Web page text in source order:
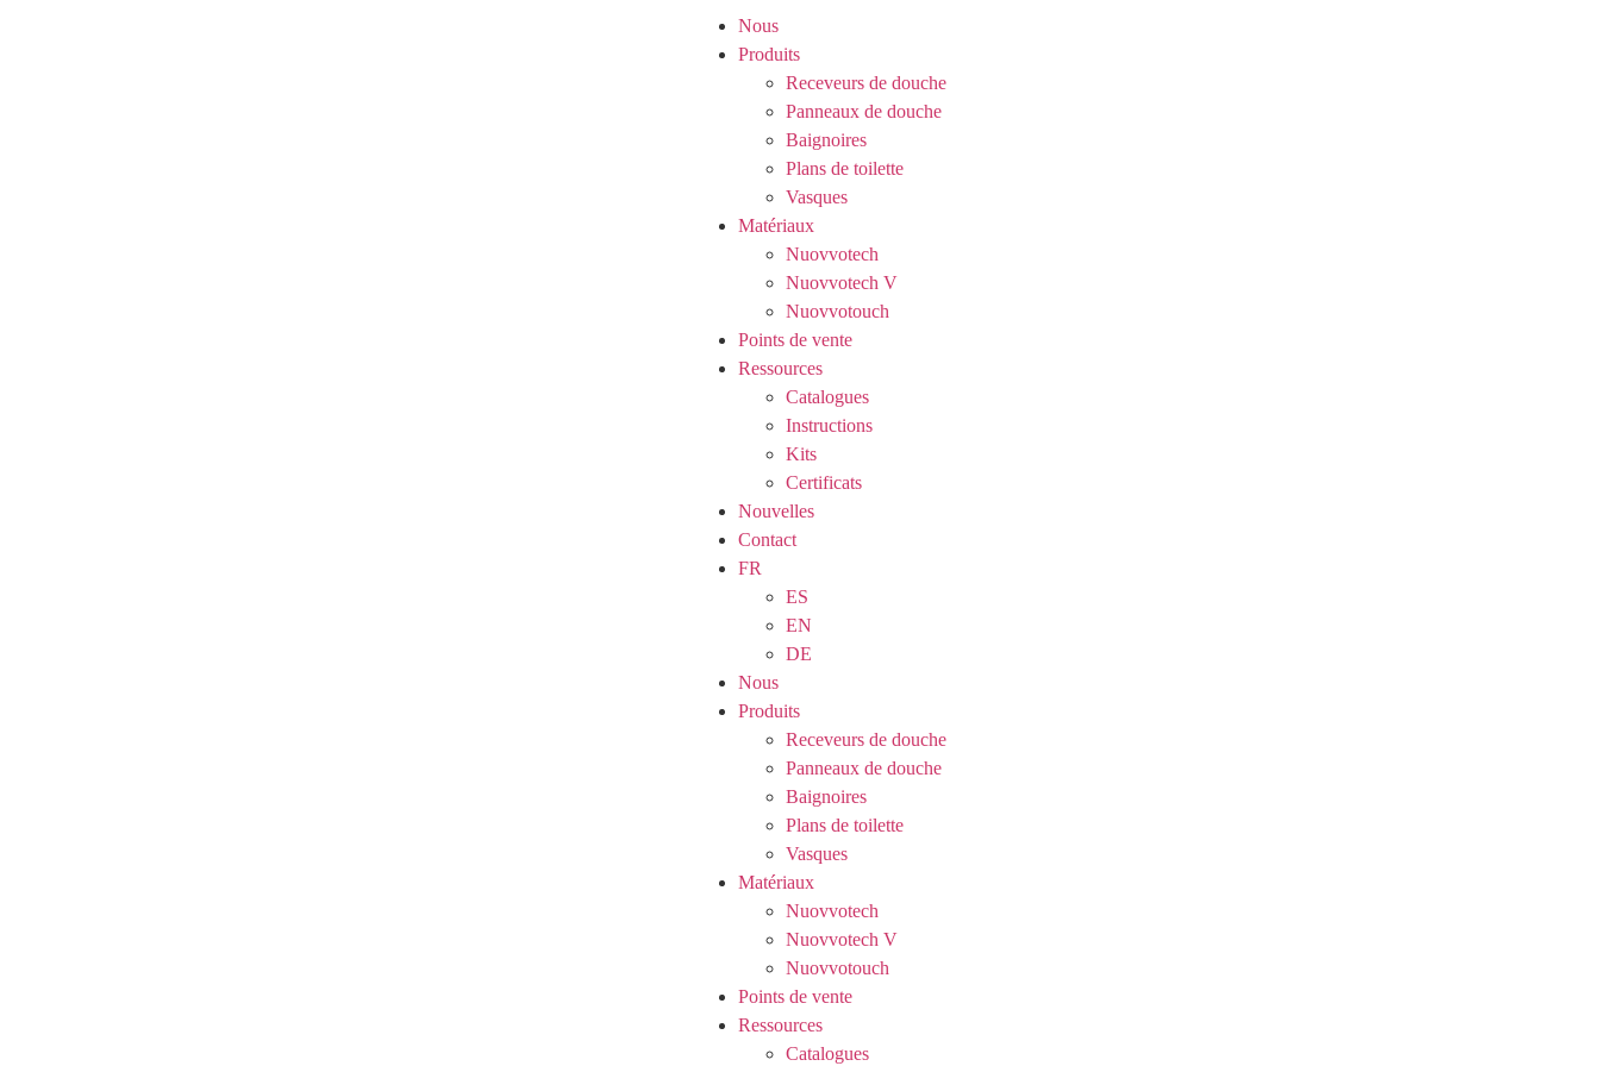
Nous
Produits
Receveurs de douche
Panneaux de douche
Baignoires
Plans de toilette
Vasques
Matériaux
Nuovvotech
Nuovvotech V
Nuovvotouch
Points de vente
Ressources
Catalogues
Instructions
Kits
Certificats
Nouvelles
Contact
FR
ES
EN
DE
Nous
Produits
Receveurs de douche
Panneaux de douche
Baignoires
Plans de toilette
Vasques
Matériaux
Nuovvotech
Nuovvotech V
Nuovvotouch
Points de vente
Ressources
Catalogues